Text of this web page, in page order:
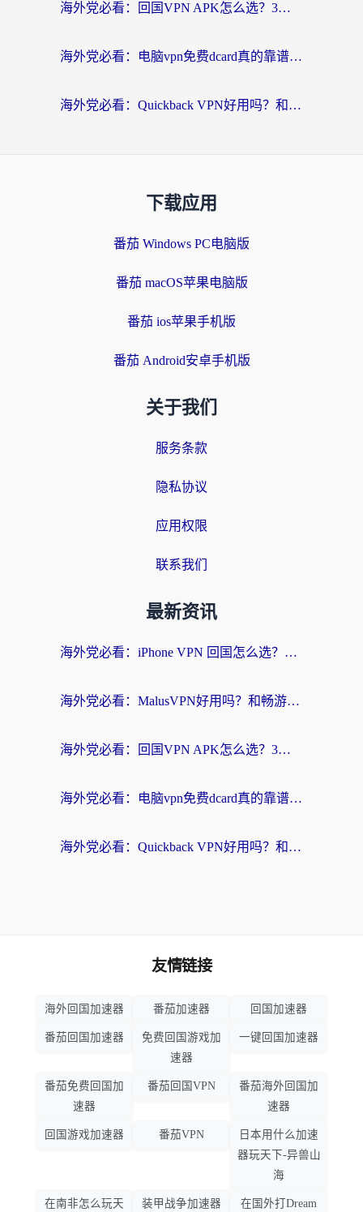
海外党必看：回国VPN APK怎么选？3步教你无缝刷国内剧玩国服
海外党必看：电脑vpn免费dcard真的靠谱吗？教你选对回国加速器无缝访问国内资源
海外党必看：Quickback VPN好用吗？和小黑牛VPN对比哪个回国效果更好？附真实体验+避坑指南
下载应用
番茄 Windows PC电脑版
番茄 macOS苹果电脑版
番茄 ios苹果手机版
番茄 Android安卓手机版
关于我们
服务条款
隐私协议
应用权限
联系我们
最新资讯
海外党必看：iPhone VPN 回国怎么选？一篇搞定无缝访问国内资源
海外党必看：MalusVPN好用吗？和畅游VPN对比哪个回国效果更好？附穿梭飞鱼神龟真实体验
海外党必看：回国VPN APK怎么选？3步教你无缝刷国内剧玩国服
海外党必看：电脑vpn免费dcard真的靠谱吗？教你选对回国加速器无缝访问国内资源
海外党必看：Quickback VPN好用吗？和小黑牛VPN对比哪个回国效果更好？附真实体验+避坑指南
友情链接
海外回国加速器 番茄加速器 回国加速器
番茄回国加速器
免费回国游戏加
速器
一键回国加速器
番茄免费回国加
速器
番茄回国VPN
番茄海外回国加
速器
回国游戏加速器 番茄VPN
日本用什么加速
器玩天下-异兽山
海
在南非怎么玩天 装甲战争加速器 在国外打Dream